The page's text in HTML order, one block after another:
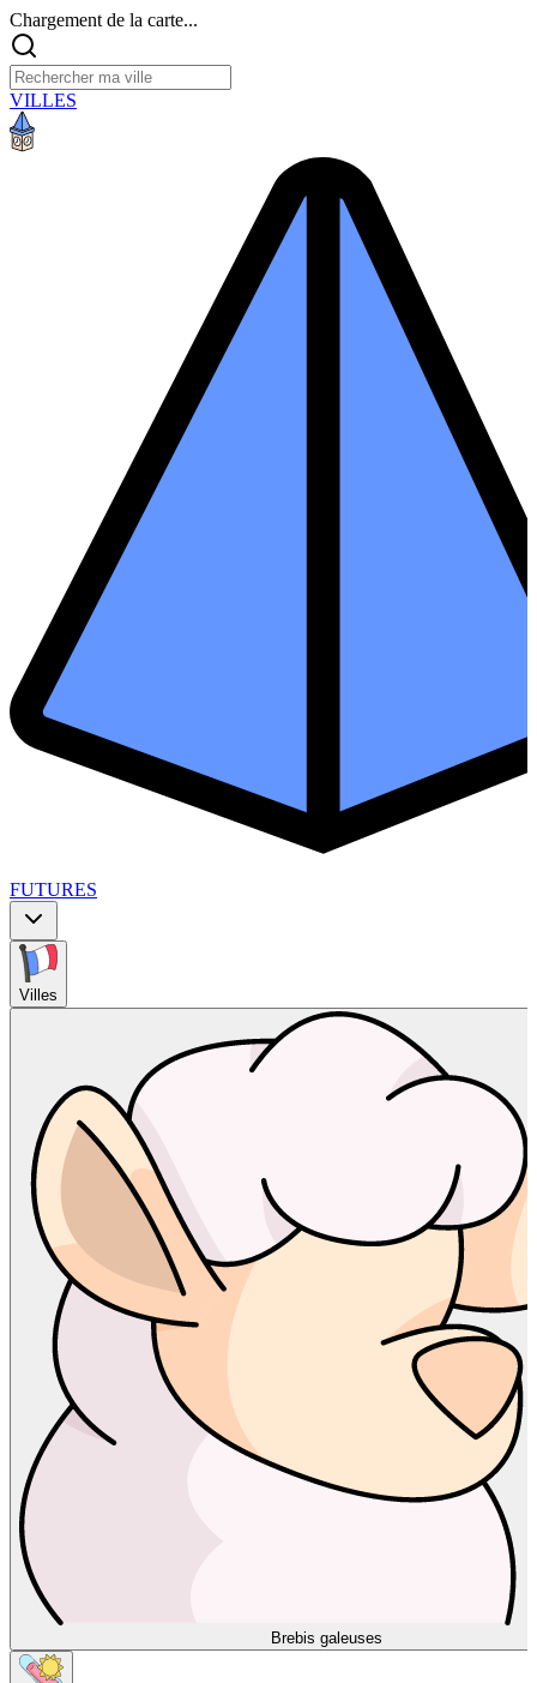
Chargement de la carte...
VILLES
FUTURES
Villes
Brebis galeuses